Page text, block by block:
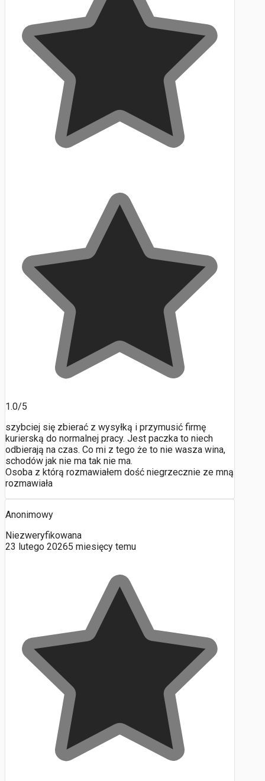
1.0/5
szybciej się zbierać z wysyłką i przymusić firmę
kurierską do normalnej pracy. Jest paczka to niech
odbierają na czas. Co mi z tego że to nie wasza wina,
schodów jak nie ma tak nie ma.
Osoba z którą rozmawiałem dość niegrzecznie ze mną
rozmawiała
Anonimowy
Niezweryfikowana
23 lutego 20265 miesięcy temu